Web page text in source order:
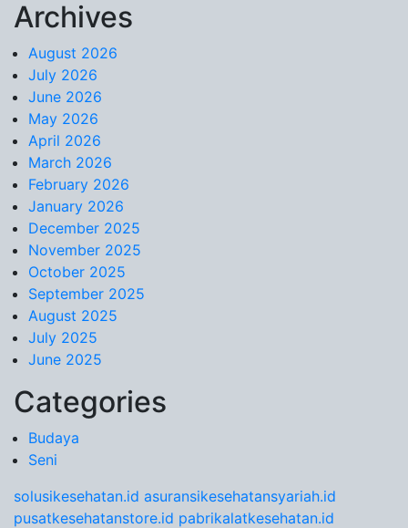
Skip to content
Archives
August 2026
July 2026
June 2026
May 2026
April 2026
March 2026
February 2026
January 2026
December 2025
November 2025
October 2025
September 2025
August 2025
July 2025
June 2025
Categories
Budaya
Seni
solusikesehatan.id asuransikesehatansyariah.id
pusatkesehatanstore.id pabrikalatkesehatan.id